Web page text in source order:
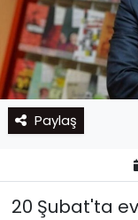
Paylaş
20 Şubat'ta